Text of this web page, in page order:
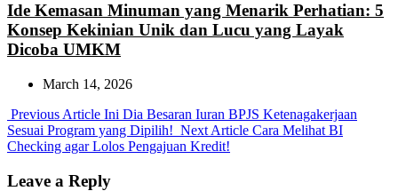
Ide Kemasan Minuman yang Menarik Perhatian: 5
Konsep Kekinian Unik dan Lucu yang Layak
Dicoba UMKM
March 14, 2026
Previous Article Previous
Post:
Ini Dia Besaran Iuran BPJS Ketenagakerjaan
Sesuai Program yang Dipilih! Next Article Next
Cara Melihat BI
Checking agar Lolos Pengajuan Kredit!
Leave a Reply